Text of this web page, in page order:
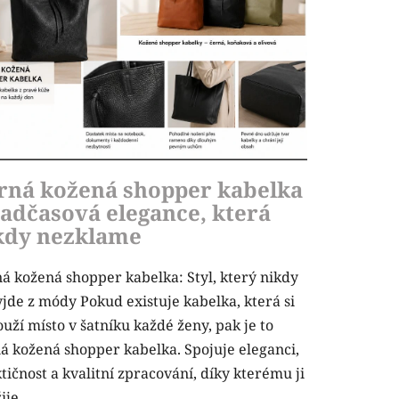
kožená shopper kabelka
elegance, která
nezklame
kožená shopper kabelka: Styl, který nikdy
z módy Pokud existuje kabelka, která si
místo v šatníku každé ženy, pak je to
kožená shopper kabelka. Spojuje eleganci,
a kvalitní zpracování, díky kterému ji